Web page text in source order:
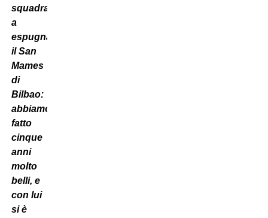
squadra
a
espugnare
il San
Mames
di
Bilbao:
abbiamo
fatto
cinque
anni
molto
belli, e
con lui
si è